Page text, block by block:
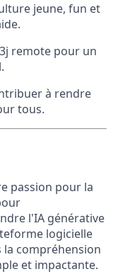
jeune, fun et
remote pour un
à rendre
tous.
passion pour la
l'IA générative
logicielle
compréhension
et impactante.